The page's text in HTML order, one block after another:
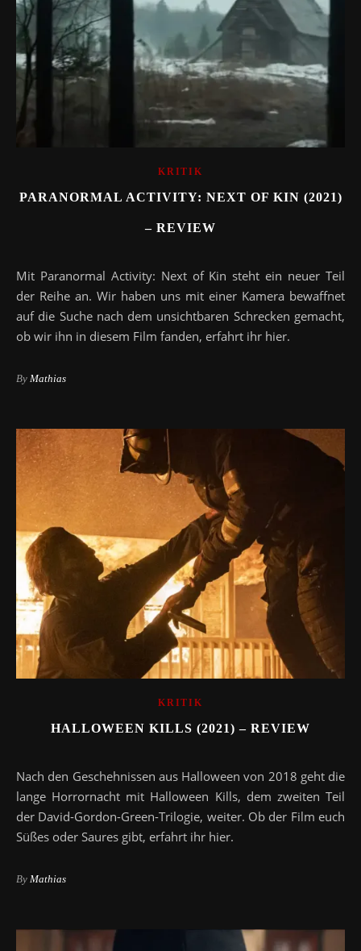
KRITIK
PARANORMAL ACTIVITY: NEXT OF KIN (2021)
– REVIEW
Mit Paranormal Activity: Next of Kin steht ein neuer Teil
der Reihe an. Wir haben uns mit einer Kamera bewaffnet
auf die Suche nach dem unsichtbaren Schrecken gemacht,
ob wir ihn in diesem Film fanden, erfahrt ihr hier.
By Mathias
KRITIK
HALLOWEEN KILLS (2021) – REVIEW
Nach den Geschehnissen aus Halloween von 2018 geht die
lange Horrornacht mit Halloween Kills, dem zweiten Teil
der David-Gordon-Green-Trilogie, weiter. Ob der Film euch
Süßes oder Saures gibt, erfahrt ihr hier.
By Mathias